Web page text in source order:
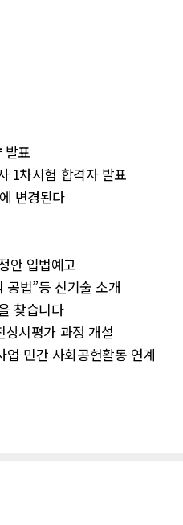
발표
1차시험 합격자 발표
변경된다
안 입법예고
법”등 신기술 소개
찾습니다
시평가 과정 개설
민간 사회공헌활동 연계